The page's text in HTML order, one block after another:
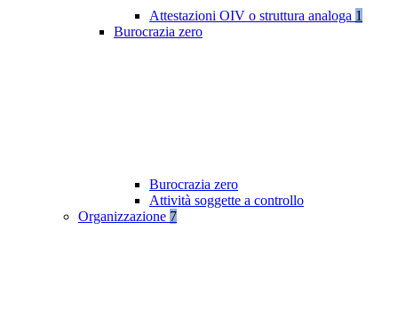
Attestazioni OIV o struttura analoga 1
Burocrazia zero
Burocrazia zero
Attività soggette a controllo
Organizzazione 7